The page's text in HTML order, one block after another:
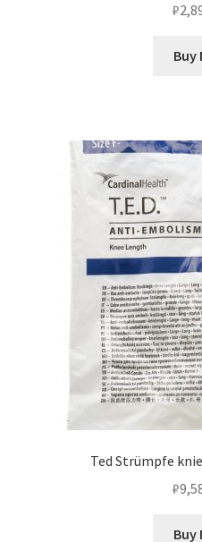
₽
Buy
Ted Strümpfe
₽
Buy